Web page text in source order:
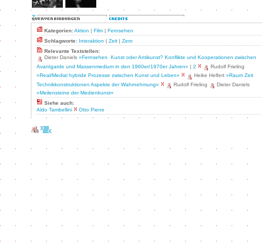
Kategorien:Aktion | Film | Fernsehen
Schlagworte: Interaktion | Zeit | Zero
Relevante Textstellen:
Dieter Daniels »Fernsehen ­ Kunst oder Antikunst? Konflikte und Kooperationen zwischen
Avantgarde und Massenmedium in den 1960er/1970er Jahren« | 2
Rudolf Frieling
»Real/Medial hybride Prozesse zwischen Kunst und Leben«
Heike Helfert »Raum Zeit
Technikkonstruktionen Aspekte der Wahrnehmung«
Rudolf Frieling
Dieter Daniels
»Meilensteine der Medienkunst«
Siehe auch:
Aldo Tambellini
Otto Piene